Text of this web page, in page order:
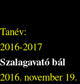
Tanév:
2016-2017
Szalagavató bál
2016. november 19.